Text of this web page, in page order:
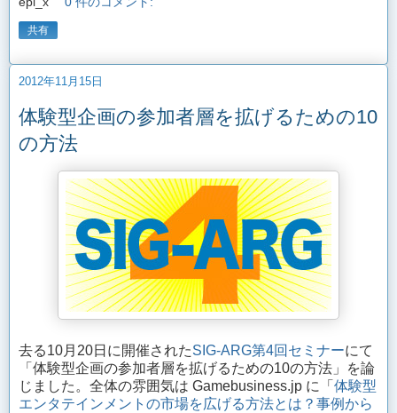
共有
2012年11月15日
体験型企画の参加者層を拡げるための10
の方法
去る10月20日に開催されたSIG-ARG第4回セミナーにて
「体験型企画の参加者層を拡げるための10の方法」を論
じました。全体の雰囲気は Gamebusiness.jp に「 体験型
エンタテインメントの市場を広げる方法とは？事例から